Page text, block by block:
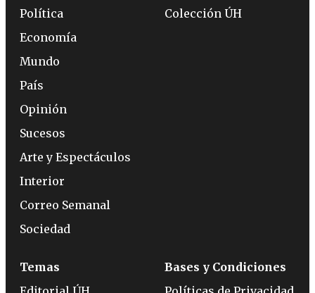
Política
Economía
Mundo
País
Opinión
Sucesos
Arte y Espectáculos
Interior
Correo Semanal
Sociedad
Colección ÚH
Temas
Bases y Condiciones